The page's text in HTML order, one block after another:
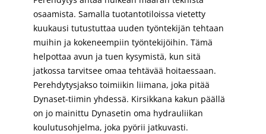
osaamista. Samalla tuotantotiloissa vietetty
kuukausi tutustuttaa uuden työntekijän tehtaan
muihin ja kokeneempiin työntekijöihin. Tämä
helpottaa avun ja tuen kysymistä, kun sitä
jatkossa tarvitsee omaa tehtävää hoitaessaan.
Perehdytysjakso toimiikin liimana, joka pitää
Dynaset-tiimin yhdessä. Kirsikkana kakun päällä
on jo mainittu Dynasetin oma hydrauliikan
koulutusohjelma, joka pyörii jatkuvasti.